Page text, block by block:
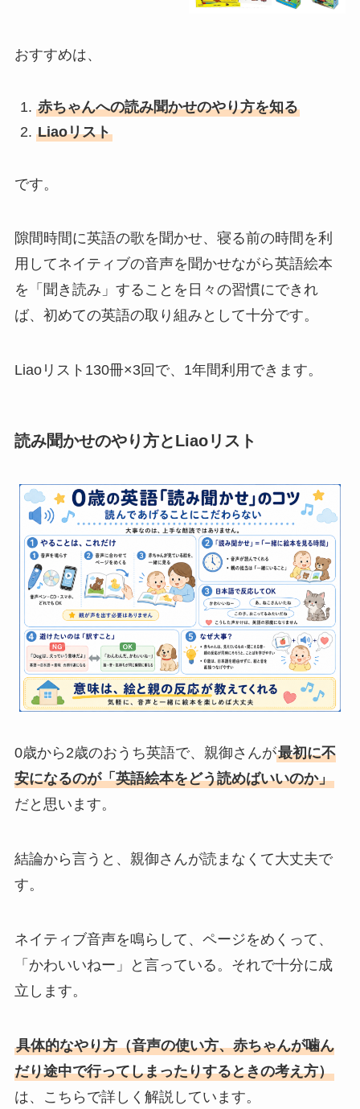
おすすめは、
赤ちゃんへの読み聞かせのやり方を知る
Liaoリスト
です。
隙間時間に英語の歌を聞かせ、寝る前の時間を利
用してネイティブの音声を聞かせながら英語絵本
を「聞き読み」することを日々の習慣にできれ
ば、初めての英語の取り組みとして十分です。
Liaoリスト130冊×3回で、1年間利用できます。
読み聞かせのやり方とLiaoリスト
0歳から2歳のおうち英語で、親御さんが最初に不
安になるのが「英語絵本をどう読めばいいのか」
だと思います。
結論から言うと、親御さんが読まなくて大丈夫で
す。
ネイティブ音声を鳴らして、ページをめくって、
「かわいいねー」と言っている。それで十分に成
立します。
具体的なやり方（音声の使い方、赤ちゃんが噛ん
だり途中で行ってしまったりするときの考え方）
は、こちらで詳しく解説しています。